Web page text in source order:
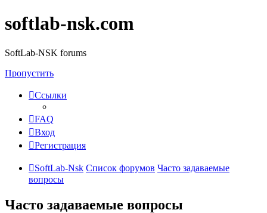
softlab-nsk.com
SoftLab-NSK forums
Пропустить
Ссылки
FAQ
Вход
Регистрация
SoftLab-Nsk Список форумов Часто задаваемые
вопросы
Часто задаваемые вопросы